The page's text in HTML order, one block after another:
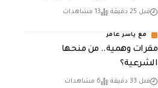
قبل 25 دقيقة 13 مشاهدات
مع ياسر عامر
مقرات وهمية.. من منحها
الشرعية؟
قبل 33 دقيقة 6 مشاهدات